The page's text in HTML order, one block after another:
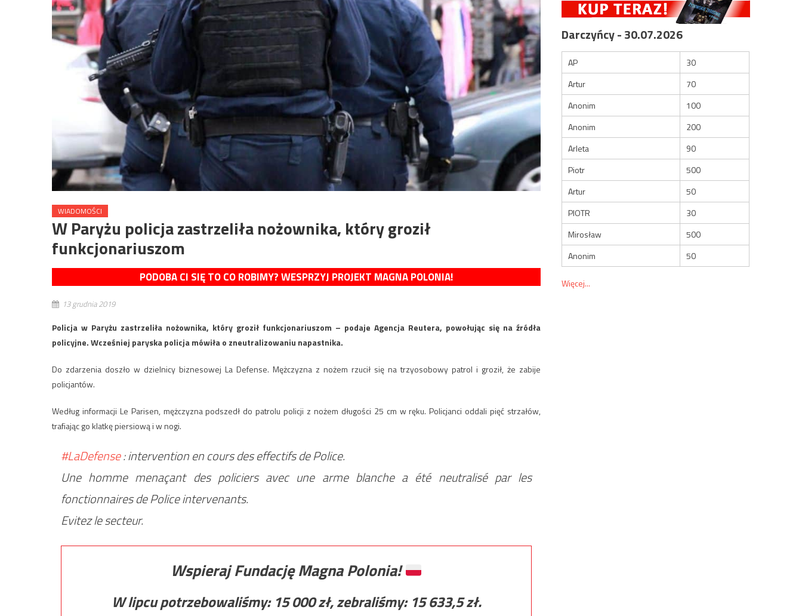
WIADOMOŚCI
W Paryżu policja zastrzeliła nożownika, który groził
funkcjonariuszom
PODOBA CI SIĘ TO CO ROBIMY? WESPRZYJ PROJEKT MAGNA POLONIA!
13 grudnia 2019
Policja w Paryżu zastrzeliła nożownika, który groził funkcjonariuszom – podaje Agencja Reutera, powołując się na źródła
policyjne. Wcześniej paryska policja mówiła o zneutralizowaniu napastnika.
Do zdarzenia doszło w dzielnicy biznesowej La Defense. Mężczyzna z nożem rzucił się na trzyosobowy patrol i groził, że zabije
policjantów.
Według informacji Le Parisen, mężczyzna podszedł do patrolu policji z nożem długości 25 cm w ręku. Policjanci oddali pięć strzałów,
trafiając go klatkę piersiową i w nogi.
#LaDefense: intervention en cours des effectifs de Police.
Une homme menaçant des policiers avec une arme blanche a été neutralisé par les
fonctionnaires de Police intervenants.
Evitez le secteur.
Wspieraj Fundację Magna Polonia!
W lipcu potrzebowaliśmy: 15 000zł, zebraliśmy: 15 633,5zł.
Darczyńcy - 30.07.2026
AP
30
Artur
70
Anonim
100
Anonim
200
Arleta
90
Piotr
500
Artur
50
PIOTR
30
Mirosław
500
Anonim
50
Więcej...